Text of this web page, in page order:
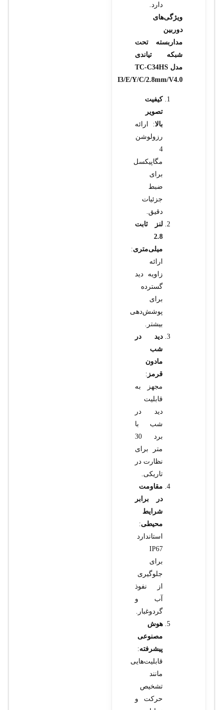
دارد.
ویژگی‌های
دوربین
مداربسته تحت
شبکه تیاندی
مدل TC-C34HS
I3/E/Y/C/2.8mm/V4.0
کیفیت
تصویر
بالا: ارائه
رزولوشن
4
مگاپیکسل
برای
ضبط
جزئیات
دقیق.
لنز ثابت
2.8
میلی‌متری:
ارائه
زاویه دید
گسترده
برای
پوشش‌دهی
بیشتر.
دید در
شب
مادون
قرمز :
مجهز به
قابلیت
دید در
شب با
برد 30
متر برای
نظارت در
تاریکی.
مقاومت
در برابر
شرایط
محیطی:
استاندارد
IP67
برای
جلوگیری
از نفوذ
آب و
گردوغبار.
هوش
مصنوعی
پیشرفته:
قابلیت‌هایی
مانند
تشخیص
حرکت و